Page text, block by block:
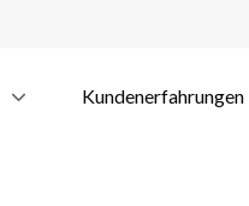
Kundenerfahrungen